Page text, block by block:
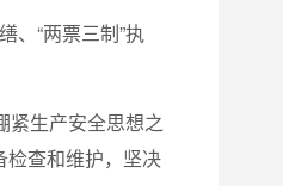
、 “两票三制”执
紧生产安全思想之
检查和维护，坚决